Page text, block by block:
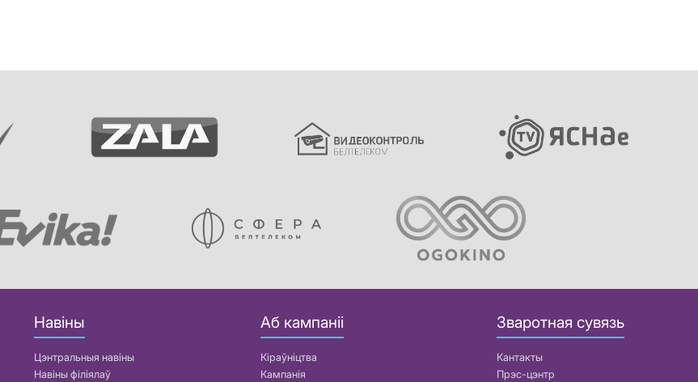
Навіны
Цэнтральныя навіны
Навіны філіялаў
Аб кампаніі
Кіраўніцтва
Кампанія
Зваротная сувязь
Кантакты
Прэс-цэнтр